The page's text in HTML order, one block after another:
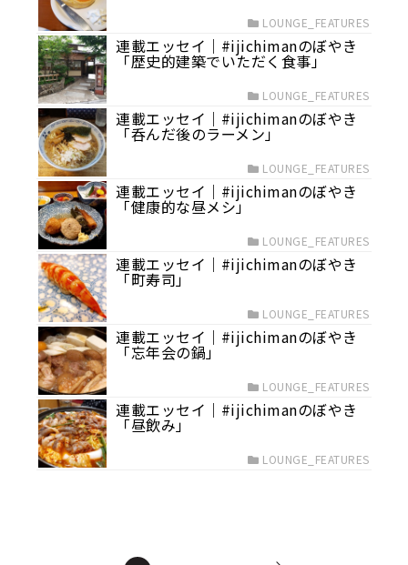
LOUNGE_FEATURES
連載エッセイ｜#ijichimanのぼやき
「歴史的建築でいただく食事」
LOUNGE_FEATURES
連載エッセイ｜#ijichimanのぼやき
「呑んだ後のラーメン」
LOUNGE_FEATURES
連載エッセイ｜#ijichimanのぼやき
「健康的な昼メシ」
LOUNGE_FEATURES
連載エッセイ｜#ijichimanのぼやき
「町寿司」
LOUNGE_FEATURES
連載エッセイ｜#ijichimanのぼやき
「忘年会の鍋」
LOUNGE_FEATURES
連載エッセイ｜#ijichimanのぼやき
「昼飲み」
LOUNGE_FEATURES